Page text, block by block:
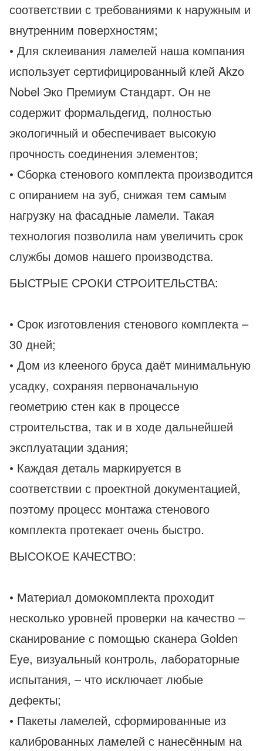
соответствии с требованиями к наружным и
внутренним поверхностям;
• Для склеивания ламелей наша компания
использует сертифицированный клей Akzo
Nobel Эко Премиум Стандарт. Он не
содержит формальдегид, полностью
экологичный и обеспечивает высокую
прочность соединения элементов;
• Сборка стенового комплекта производится
с опиранием на зуб, снижая тем самым
нагрузку на фасадные ламели. Такая
технология позволила нам увеличить срок
службы домов нашего производства.
БЫСТРЫЕ СРОКИ СТРОИТЕЛЬСТВА:
• Срок изготовления стенового комплекта –
30 дней;
• Дом из клееного бруса даёт минимальную
усадку, сохраняя первоначальную
геометрию стен как в процессе
строительства, так и в ходе дальнейшей
эксплуатации здания;
• Каждая деталь маркируется в
соответствии с проектной документацией,
поэтому процесс монтажа стенового
комплекта протекает очень быстро.
ВЫСОКОЕ КАЧЕСТВО:
• Материал домокомплекта проходит
несколько уровней проверки на качество –
сканирование с помощью сканера Golden
Eye, визуальный контроль, лабораторные
испытания, – что исключает любые
дефекты;
• Пакеты ламелей, сформированные из
калиброванных ламелей с нанесённым на